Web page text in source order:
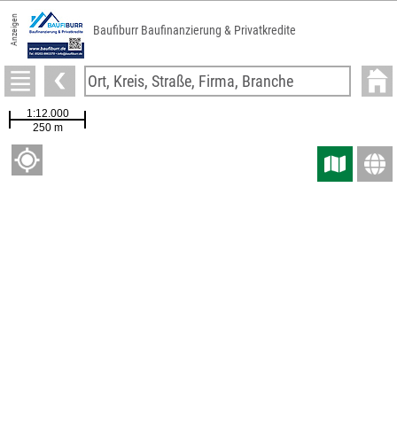
Anzeigen Baufiburr Baufinanzierung & Privatkredite